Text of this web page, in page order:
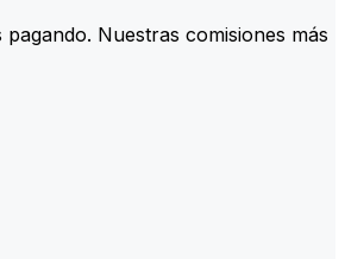
Nuestras comisiones más